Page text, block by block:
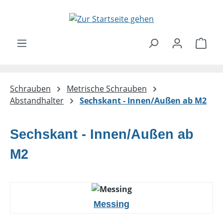
Zum Hauptinhalt springen
Schrauben
Metrische Schrauben
Abstandhalter
Sechskant - Innen/Außen ab M2
Sechskant - Innen/Außen ab
M2
Messing